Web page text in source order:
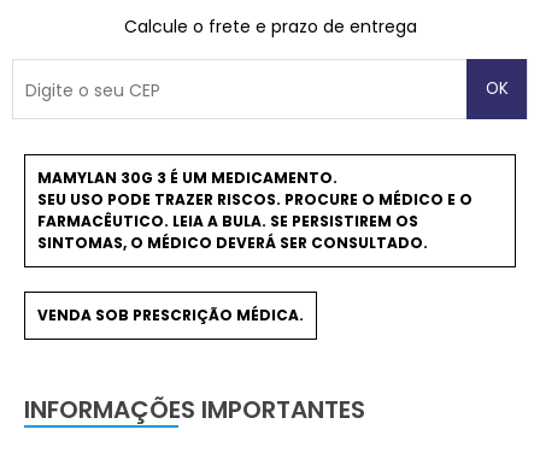
Calcule o frete e prazo de entrega
OK
MAMYLAN 30G 3 É UM MEDICAMENTO.
SEU USO PODE TRAZER RISCOS. PROCURE O MÉDICO E O
FARMACÊUTICO. LEIA A BULA. SE PERSISTIREM OS
SINTOMAS, O MÉDICO DEVERÁ SER CONSULTADO.
VENDA SOB PRESCRIÇÃO MÉDICA.
INFORMAÇÕES IMPORTANTES